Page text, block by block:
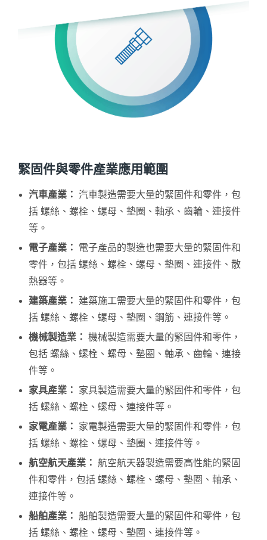
緊固件與零件產業應用範圍
汽車產業：
汽車製造需要大量的緊固件和零件，包
括 螺絲、螺栓、螺母、墊圈、軸承、齒輪、連接件
等。
電子產業：
電子產品的製造也需要大量的緊固件和
零件，包括 螺絲、螺栓、螺母、墊圈、連接件、散
熱器等。
建築產業：
建築施工需要大量的緊固件和零件，包
括 螺絲、螺栓、螺母、墊圈、鋼筋、連接件等。
機械製造業： 機械製造需要大量的緊固件和零件，
包括 螺絲、螺栓、螺母、墊圈、軸承、齒輪、連接
件等。
家具產業：
家具製造需要大量的緊固件和零件，包
括 螺絲、螺栓、螺母、連接件等。
家電產業：
家電製造需要大量的緊固件和零件，包
括 螺絲、螺栓、螺母、墊圈、連接件等。
航空航天產業： 航空航天器製造需要高性能的緊固
件和零件，包括 螺絲、螺栓、螺母、墊圈、軸承、
連接件等。
船舶產業： 船舶製造需要大量的緊固件和零件，包
括 螺絲、螺栓、螺母、墊圈、連接件等。